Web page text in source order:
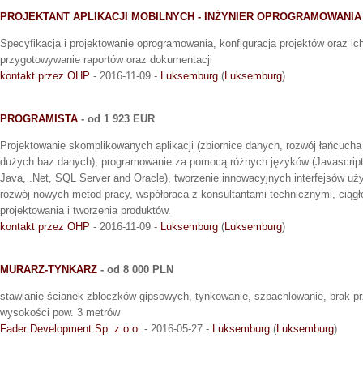
PROJEKTANT APLIKACJI MOBILNYCH - INŻYNIER OPROGRAMOWANIA
Specyfikacja i projektowanie oprogramowania, konfiguracja projektów oraz
przygotowywanie raportów oraz dokumentacji
kontakt przez OHP - 2016-11-09 - Luksemburg (Luksemburg)
PROGRAMISTA - od 1 923 EUR
Projektowanie skomplikowanych aplikacji (zbiornice danych, rozwój
dużych baz danych), programowanie za pomocą różnych języków
Java, .Net, SQL Server and Oracle), tworzenie innowacyjnych interfejsów
rozwój nowych metod pracy, współpraca z konsultantami technicznymi,
projektowania i tworzenia produktów.
kontakt przez OHP - 2016-11-09 - Luksemburg (Luksemburg)
MURARZ-TYNKARZ - od 8 000 PLN
stawianie ścianek zbloczków gipsowych, tynkowanie, szpachlowanie, brak
wysokości pow. 3 metrów
Fader Development Sp. z o.o. - 2016-05-27 - Luksemburg (Luksemburg)